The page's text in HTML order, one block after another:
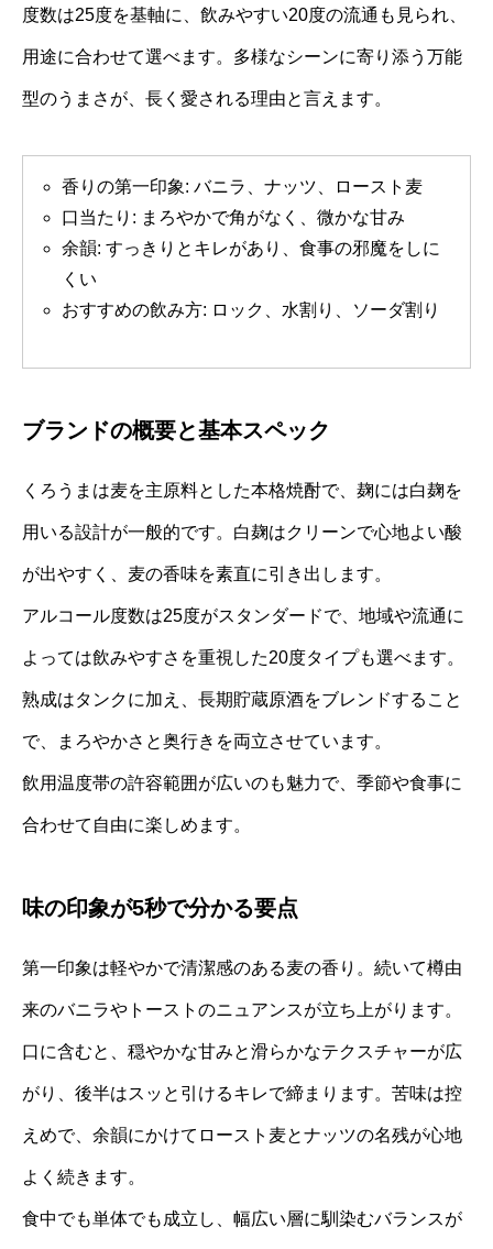
度数は25度を基軸に、飲みやすい20度の流通も見られ、
用途に合わせて選べます。多様なシーンに寄り添う万能
型のうまさが、長く愛される理由と言えます。
香りの第一印象: バニラ、ナッツ、ロースト麦
口当たり: まろやかで角がなく、微かな甘み
余韻: すっきりとキレがあり、食事の邪魔をしに
くい
おすすめの飲み方: ロック、水割り、ソーダ割り
ブランドの概要と基本スペック
くろうまは麦を主原料とした本格焼酎で、麹には白麹を
用いる設計が一般的です。白麹はクリーンで心地よい酸
が出やすく、麦の香味を素直に引き出します。
アルコール度数は25度がスタンダードで、地域や流通に
よっては飲みやすさを重視した20度タイプも選べます。
熟成はタンクに加え、長期貯蔵原酒をブレンドすること
で、まろやかさと奥行きを両立させています。
飲用温度帯の許容範囲が広いのも魅力で、季節や食事に
合わせて自由に楽しめます。
味の印象が5秒で分かる要点
第一印象は軽やかで清潔感のある麦の香り。続いて樽由
来のバニラやトーストのニュアンスが立ち上がります。
口に含むと、穏やかな甘みと滑らかなテクスチャーが広
がり、後半はスッと引けるキレで締まります。苦味は控
えめで、余韻にかけてロースト麦とナッツの名残が心地
よく続きます。
食中でも単体でも成立し、幅広い層に馴染むバランスが